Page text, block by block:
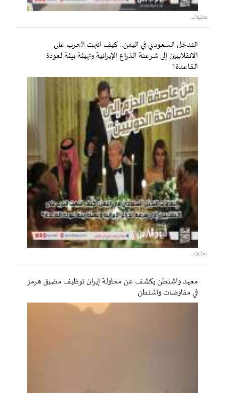
تحليلات
التدخل السعودي في اليمن.. كيف انتهت الحرب على
الانقلابيين إلى شرعنة الذراع الإيرانية وتهيئة بيئة لعودة
القاعدة؟
تحليلات
معهد واشنطن يكشف عن محاولة إيران توظيف مضيق هرمز
في مفاوضات واشنطن